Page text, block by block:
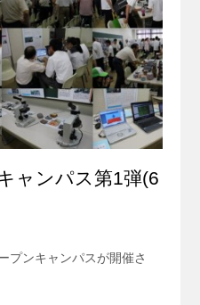
ャンパス第1弾(6
プンキャンパスが開催さ